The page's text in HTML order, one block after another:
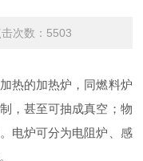
次数：5503
热的加热炉，同燃料炉
，甚至可抽成真空；物
电炉可分为电阻炉、感